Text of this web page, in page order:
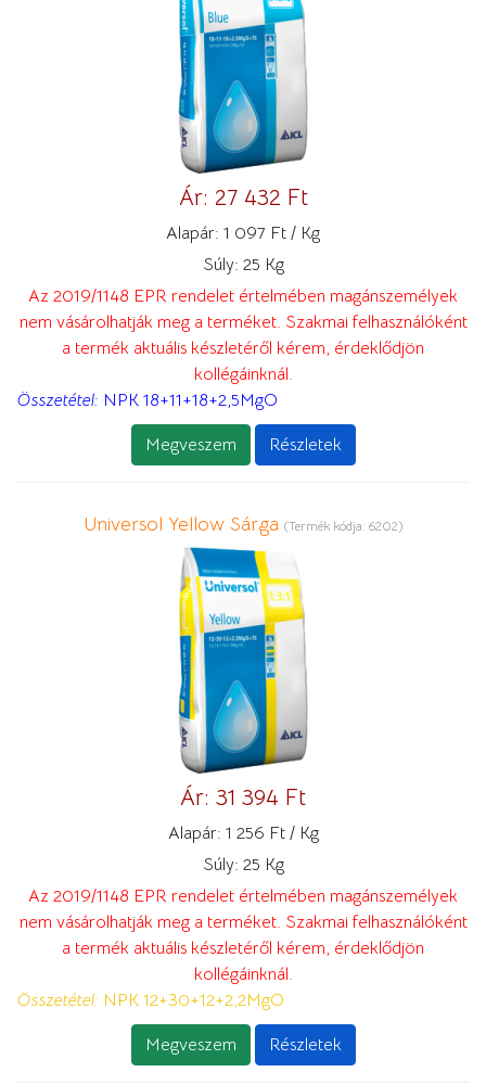
Ár: 27 432 Ft
Alapár: 1 097 Ft / Kg
Súly: 25 Kg
Az 2019/1148 EPR rendelet értelmében magánszemélyek
nem vásárolhatják meg a terméket. Szakmai felhasználóként
a termék aktuális készletéről kérem, érdeklődjön
kollégáinknál.
Összetétel: NPK 18+11+18+2,5MgO
Megveszem Részletek
Universol Yellow Sárga (Termék kódja: 6202)
Ár: 31 394 Ft
Alapár: 1 256 Ft / Kg
Súly: 25 Kg
Az 2019/1148 EPR rendelet értelmében magánszemélyek
nem vásárolhatják meg a terméket. Szakmai felhasználóként
a termék aktuális készletéről kérem, érdeklődjön
kollégáinknál.
Összetétel: NPK 12+30+12+2,2MgO
Megveszem Részletek